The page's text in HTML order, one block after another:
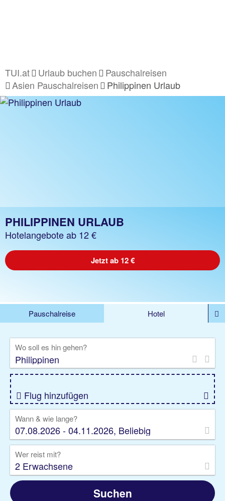
TUI.at Urlaub buchen
Pauschalreisen
Asien Pauschalreisen
Philippinen Urlaub
PHILIPPINEN URLAUB
Hotelangebote ab 12 €
Jetzt ab 12 €
Pauschalreise
Hotel
Rundreise
Kreuzfahrt
Gruppenreise
Camper Privattransfer
Wo soll es hin gehen?
Flug hinzufügen
Wann & wie lange?
07.08.2026 - 04.11.2026, Beliebig
Wer reist mit?
2 Erwachsene
Suchen